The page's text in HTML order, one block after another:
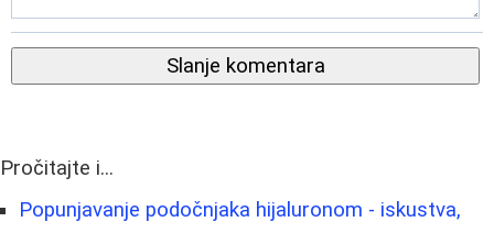
Slanje komentara
Pročitajte i...
Popunjavanje podočnjaka hijaluronom - iskustva,